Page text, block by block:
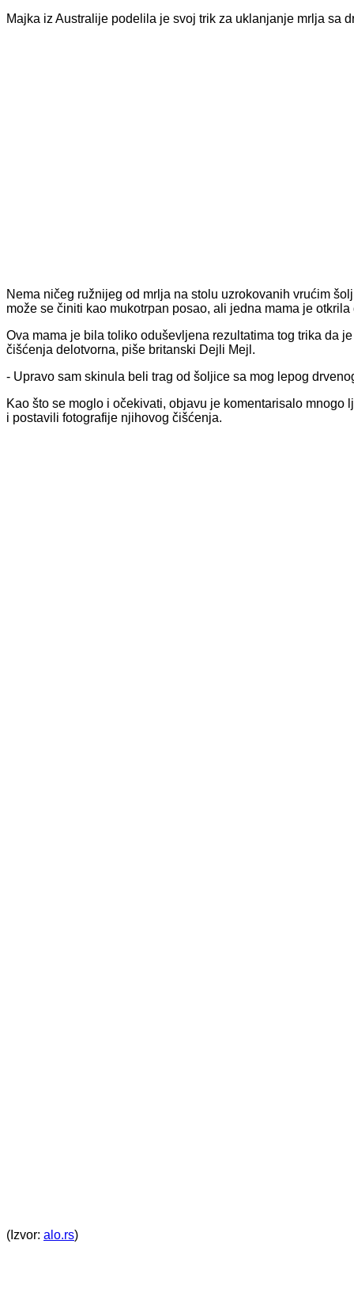
Majka iz Australije podelila je svoj trik za uklanjanje mrlja sa
Nema ničeg ružnijeg od mrlja na stolu uzrokovanih vrućim
može se činiti kao mukotrpan posao, ali jedna mama je
Ova mama je bila toliko oduševljena rezultatima tog trika da
čišćenja delotvorna, piše britanski Dejli Mejl.
- Upravo sam skinula beli trag od šoljice sa mog lepog
Kao što se moglo i očekivati, objavu je komentarisalo
i postavili fotografije njihovog čišćenja.
(Izvor: alo.rs)